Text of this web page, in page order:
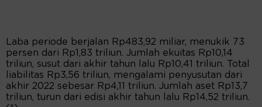
Laba periode berjalan Rp483,92 miliar, menukik 73
persen dari Rp1,83 triliun. Jumlah ekuitas Rp10,14
triliun, susut dari akhir tahun lalu Rp10,41 triliun. Total
liabilitas Rp3,56 triliun, mengalami penyusutan dari
akhir 2022 sebesar Rp4,11 triliun. Jumlah aset Rp13,7
triliun, turun dari edisi akhir tahun lalu Rp14,52 triliun.